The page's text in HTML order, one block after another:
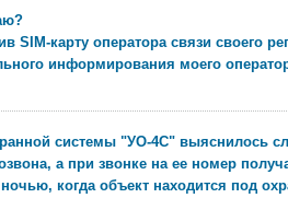
SIM-карту оператора связи своего
информирования моего
системы "УО-4С" выяснилось
а при звонке на ее номер
когда объект находится под